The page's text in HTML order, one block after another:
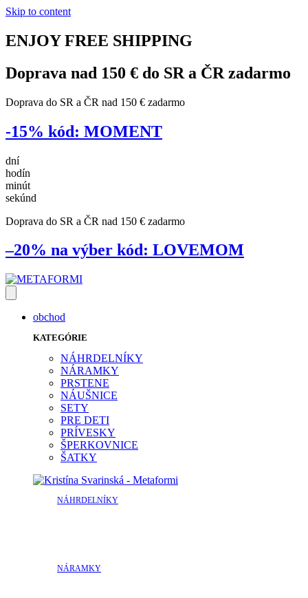
Skip to content
ENJOY FREE SHIPPING
Doprava nad 150 € do SR a ČR zadarmo
Doprava do SR a ČR nad 150 € zadarmo
-15% kód: MOMENT
dní
hodín
minút
sekúnd
Doprava do SR a ČR nad 150 € zadarmo
–20% na výber kód: LOVEMOM
obchod
KATEGÓRIE
NÁHRDELNÍKY
NÁRAMKY
PRSTENE
NÁUŠNICE
SETY
PRE DETI
PRÍVESKY
ŠPERKOVNICE
ŠATKY
NÁHRDELNÍKY
NÁRAMKY